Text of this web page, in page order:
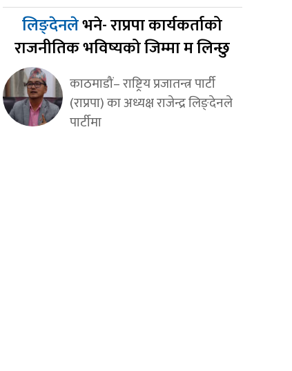
लिङ्देनलेभने- राप्रपा कार्यकर्ताको
राजनीतिक भविष्यको जिम्मा म लिन्छु
काठमाडौं– राष्ट्रिय प्रजातन्त्र पार्टी
(राप्रपा) का अध्यक्ष राजेन्द्र लिङ्देनले
पार्टीमा